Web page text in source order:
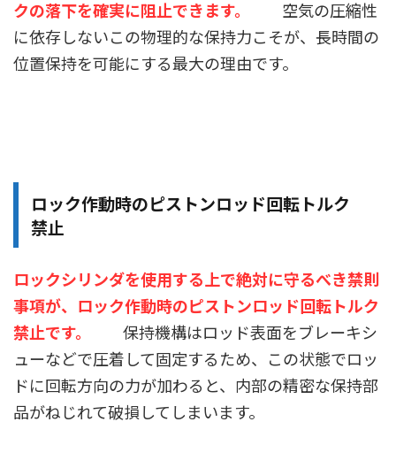
クの落下を確実に阻止できます。
空気の圧縮性
に依存しないこの物理的な保持力こそが、長時間の
位置保持を可能にする最大の理由です。
ロック作動時のピストンロッド回転トルク
禁止
ロックシリンダを使用する上で絶対に守るべき禁則
事項が、ロック作動時のピストンロッド回転トルク
禁止です。
保持機構はロッド表面をブレーキシ
ューなどで圧着して固定するため、この状態でロッ
ドに回転方向の力が加わると、内部の精密な保持部
品がねじれて破損してしまいます。